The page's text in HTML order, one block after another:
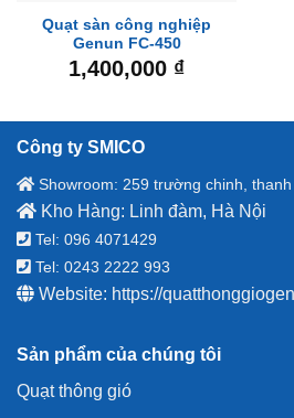
Quạt sàn công nghiệp
Genun FC-450
1,400,000 ₫
Công ty SMICO
Showroom: 259 trường chinh,
Kho Hàng: Linh đàm, Hà Nội
Tel: 096 4071429
Tel: 0243 2222 993
Website: https://
Sản phẩm của chúng tôi
Quạt thông gió